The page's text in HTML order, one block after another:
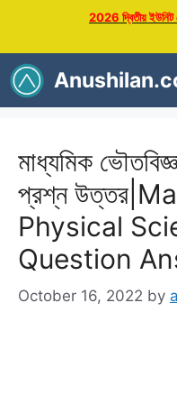
content
2026 দ্বিতীয় ইউনিট
মাধ্যমিক
প্রশ্ন
Physical
Question
October 16, 2022 by